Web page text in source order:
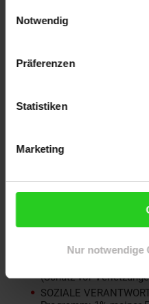
Notwendig
Präferenzen
Statistiken
Marketing
Nur notwendige
braun schwarz aus
breit, 55 cm tief, 87
PRAKTISCH: Ordnung
angenehme
Home Office oder
Teenager im
QUALITÄT: Schwarzes
Schutz, Arbeitsfläche-
DESIGN: Modern
Schreibtisch für kleine
(Schutz vor
SOZIALE